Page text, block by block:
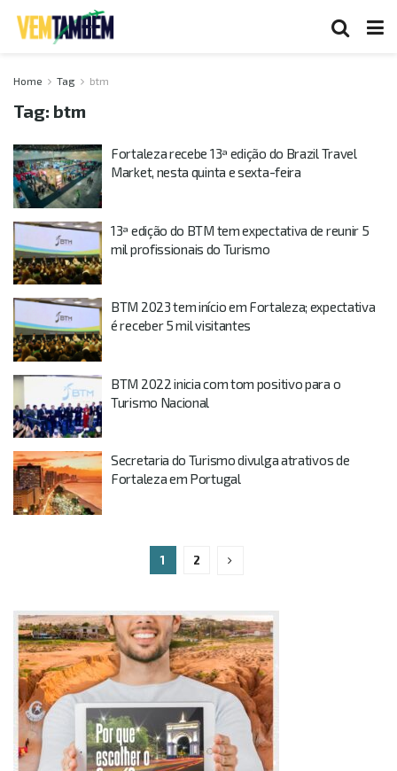
Home Tag btm
Tag: btm
Fortaleza recebe 13ª edição do Brazil Travel
Market, nesta quinta e sexta-feira
13ª edição do BTM tem expectativa de reunir 5
mil profissionais do Turismo
BTM 2023 tem início em Fortaleza; expectativa
é receber 5 mil visitantes
BTM 2022 inicia com tom positivo para o
Turismo Nacional
Secretaria do Turismo divulga atrativos de
Fortaleza em Portugal
1 2